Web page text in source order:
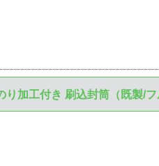
り加工付き 刷込封筒（既製/